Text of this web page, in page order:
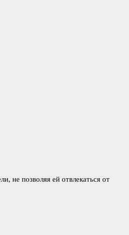
не позволяя ей отвлекаться от